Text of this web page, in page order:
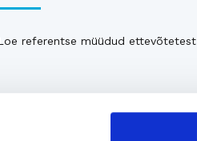
referentse müüdud ettevõtetest